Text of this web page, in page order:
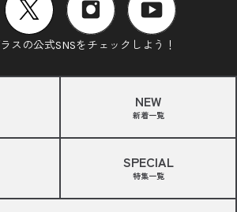
スの公式SNSをチェックしよう！
NEW
新着一覧
SPECIAL
特集一覧